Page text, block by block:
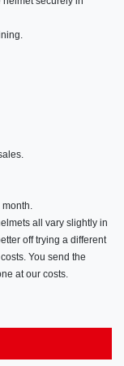
month.
all vary slightly in
off trying a different
You send the
at our costs.